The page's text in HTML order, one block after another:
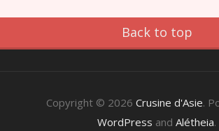
Back to top
Copyright © 2026 Crusine d'Asie.
WordPress and Alétheia.